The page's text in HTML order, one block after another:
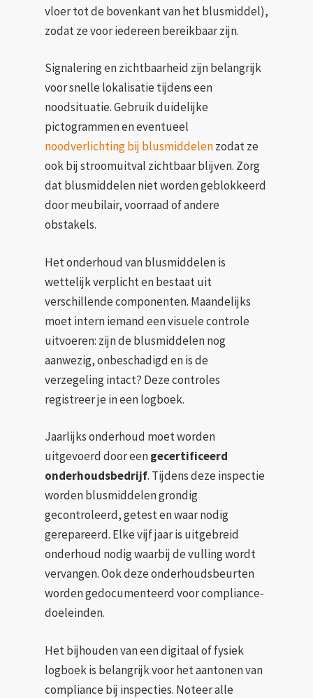
vloer tot de bovenkant van het blusmiddel),
zodat ze voor iedereen bereikbaar zijn.
Signalering en zichtbaarheid zijn belangrijk
voor snelle lokalisatie tijdens een
noodsituatie. Gebruik duidelijke
pictogrammen en eventueel
noodverlichting bij blusmiddelenzodat ze
ook bij stroomuitval zichtbaar blijven. Zorg
dat blusmiddelen niet worden geblokkeerd
door meubilair, voorraad of andere
obstakels.
Het onderhoud van blusmiddelen is
wettelijk verplicht en bestaat uit
verschillende componenten. Maandelijks
moet intern iemand een visuele controle
uitvoeren: zijn de blusmiddelen nog
aanwezig, onbeschadigd en is de
verzegeling intact? Deze controles
registreer je in een logboek.
Jaarlijks onderhoud moet worden
uitgevoerd door eengecertificeerd
onderhoudsbedrijf. Tijdens deze inspectie
worden blusmiddelen grondig
gecontroleerd, getest en waar nodig
gerepareerd. Elke vijf jaar is uitgebreid
onderhoud nodig waarbij de vulling wordt
vervangen. Ook deze onderhoudsbeurten
worden gedocumenteerd voor compliance-
doeleinden.
Het bijhouden van een digitaal of fysiek
logboek is belangrijk voor het aantonen van
compliance bij inspecties. Noteer alle